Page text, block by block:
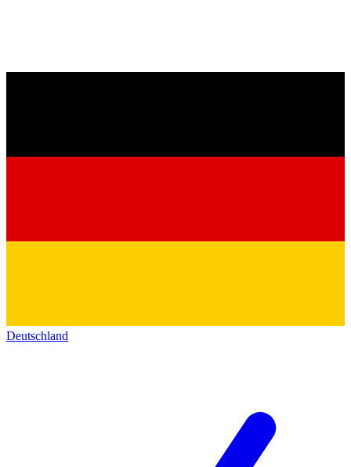
Deutschland